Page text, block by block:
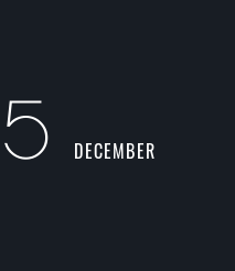
DECEMBER